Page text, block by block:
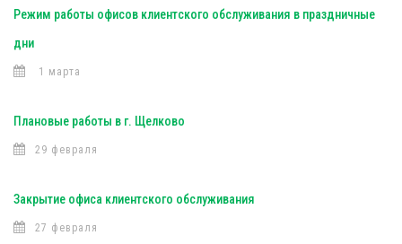
Режим работы офисов клиентского обслуживания в праздничные
дни
1 марта
Плановые работы в г. Щелково
29 февраля
Закрытие офиса клиентского обслуживания
27 февраля